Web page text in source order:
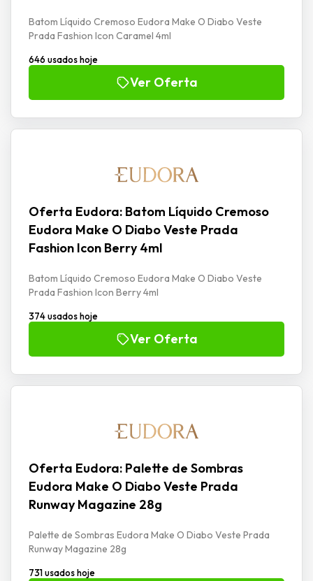
Batom Líquido Cremoso Eudora Make O Diabo Veste
Prada Fashion Icon Caramel 4ml
646 usados hoje
Ver Oferta
Oferta Eudora: Batom Líquido Cremoso
Eudora Make O Diabo Veste Prada
Fashion Icon Berry 4ml
Batom Líquido Cremoso Eudora Make O Diabo Veste
Prada Fashion Icon Berry 4ml
374 usados hoje
Ver Oferta
Oferta Eudora: Palette de Sombras
Eudora Make O Diabo Veste Prada
Runway Magazine 28g
Palette de Sombras Eudora Make O Diabo Veste Prada
Runway Magazine 28g
731 usados hoje